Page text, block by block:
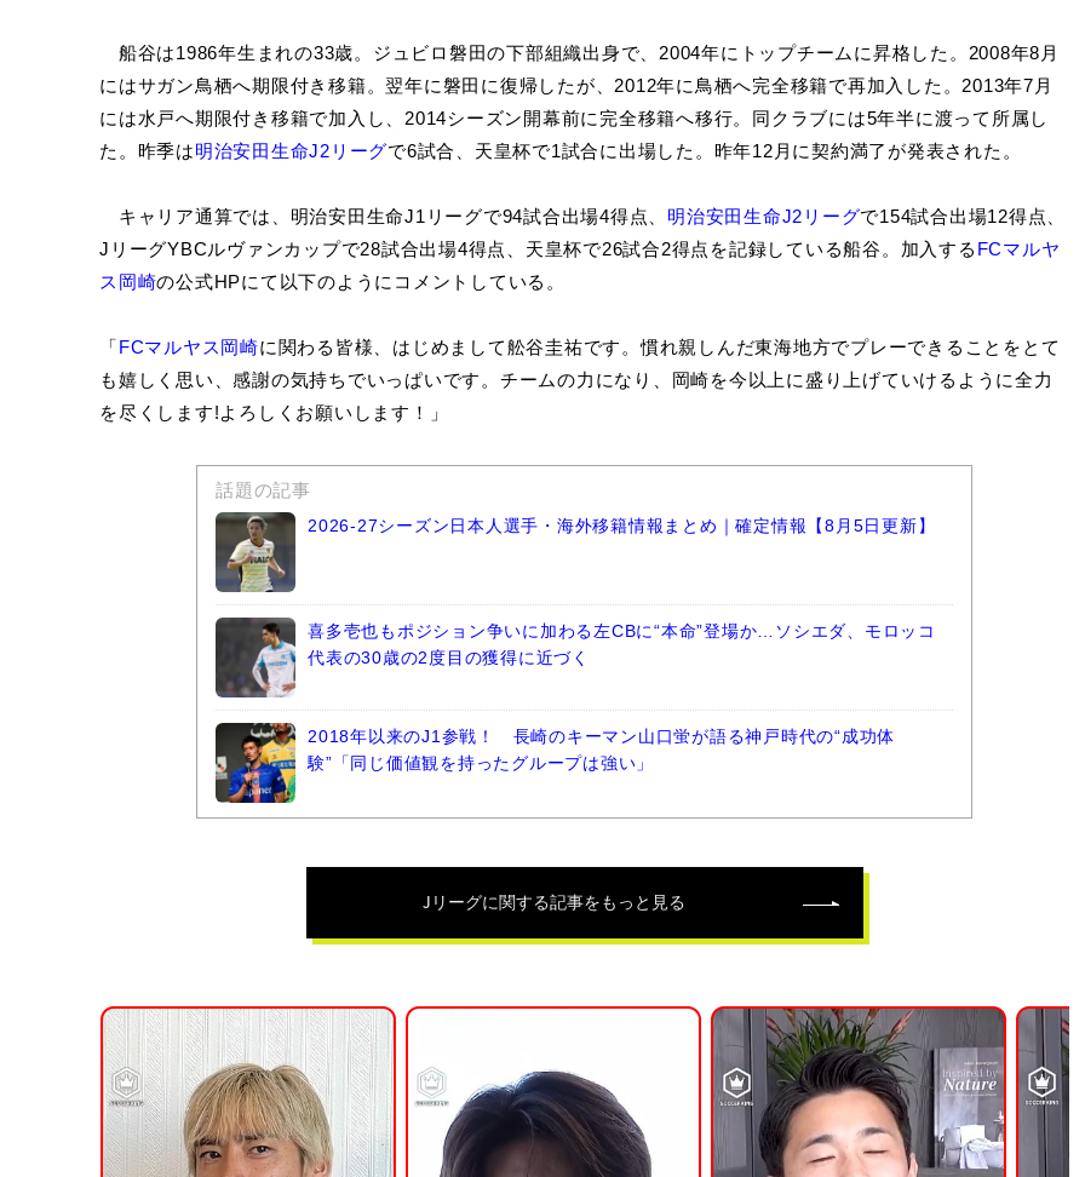
船谷は1986年生まれの33歳。ジュビロ磐田の下部組織出身で、2004年にトップチームに昇格した。2008年8月
にはサガン鳥栖へ期限付き移籍。翌年に磐田に復帰したが、2012年に鳥栖へ完全移籍で再加入した。2013年7月
には水戸へ期限付き移籍で加入し、2014シーズン開幕前に完全移籍へ移行。同クラブには5年半に渡って所属し
た。昨季は明治安田生命J2リーグで6試合、天皇杯で1試合に出場した。昨年12月に契約満了が発表された。
キャリア通算では、明治安田生命J1リーグで94試合出場4得点、 明治安田生命J2リーグで154試合出場12得点、
JリーグYBCルヴァンカップで28試合出場4得点、天皇杯で26試合2得点を記録している船谷。加入する FCマルヤ
ス岡崎の公式HPにて以下のようにコメントしている。
「FCマルヤス岡崎に関わる皆様、はじめまして舩谷圭祐です。慣れ親しんだ東海地方でプレーできることをとて
も嬉しく思い、感謝の気持ちでいっぱいです。チームの力になり、岡崎を今以上に盛り上げていけるように全力
を尽くします!よろしくお願いします！」
話題の記事
2026-27シーズン日本人選手・海外移籍情報まとめ｜確定情報【8月5日更新】
喜多壱也もポジション争いに加わる左CBに“本命”登場か…ソシエダ、モロッコ
代表の30歳の2度目の獲得に近づく
2018年以来のJ1参戦！ 長崎のキーマン山口蛍が語る神戸時代の“成功体
験”「同じ価値観を持ったグループは強い」
Jリーグに関する記事をもっと見る